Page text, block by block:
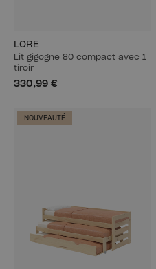
LORE
Lit gigogne 80 compact avec 1
tiroir
330,99 €
NOUVEAUTÉ